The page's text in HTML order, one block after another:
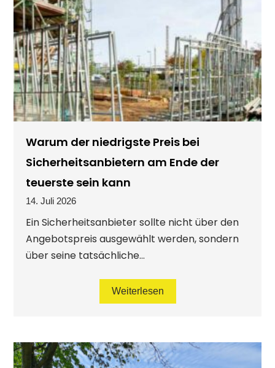
Warum der niedrigste Preis bei
Sicherheitsanbietern am Ende der
teuerste sein kann
14. Juli 2026
Ein Sicherheitsanbieter sollte nicht über den
Angebotspreis ausgewählt werden, sondern
über seine tatsächliche...
Weiterlesen